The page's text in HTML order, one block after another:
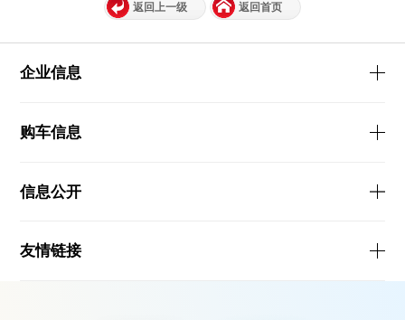
返回上一级 返回首页
企业信息
购车信息
信息公开
友情链接